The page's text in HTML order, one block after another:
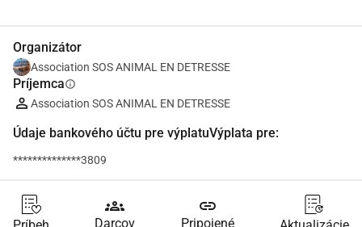
Organizátor
Association SOS ANIMAL EN DETRESSE
Príjemcainfo
Association SOS ANIMAL EN DETRESSE
Údaje bankového účtu pre výplatuVýplata pre:
**************3809
groups
Darcov
link
Pripojené